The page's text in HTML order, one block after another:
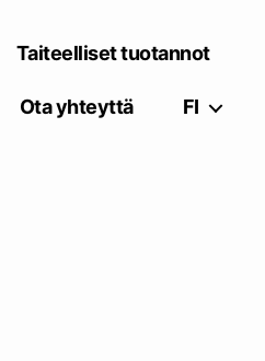
Taiteelliset tuotannot
Ota yhteyttä FI